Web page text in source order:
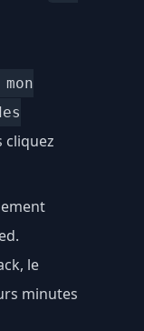
cliquez
le
minutes